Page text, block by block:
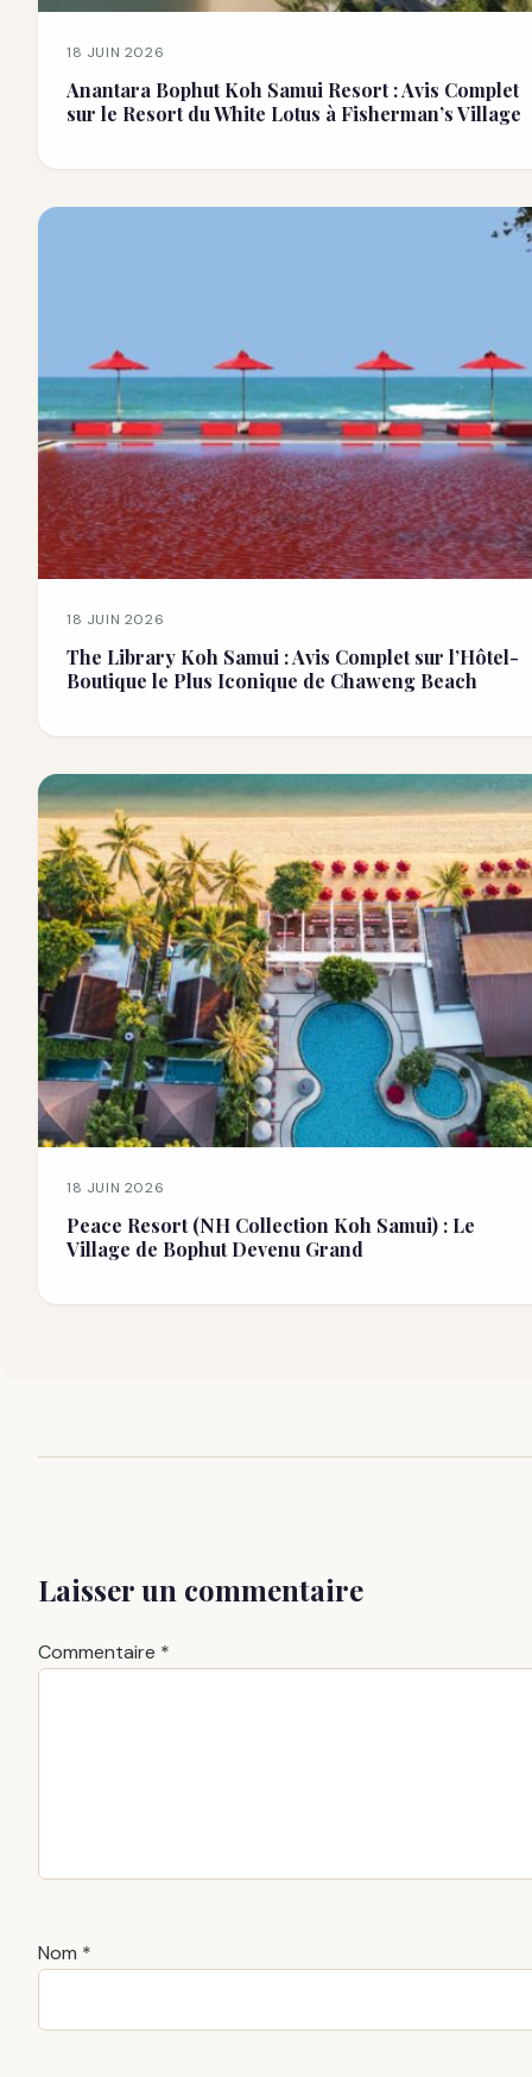
18 JUIN 2026
Anantara Bophut Koh Samui Resort : Avis Complet
sur le Resort du White Lotus à Fisherman’s Village
18 JUIN 2026
The Library Koh Samui : Avis Complet sur l’Hôtel-
Boutique le Plus Iconique de Chaweng Beach
18 JUIN 2026
Peace Resort (NH Collection Koh Samui) : Le
Village de Bophut Devenu Grand
Laisser un commentaire
Commentaire *
Nom *